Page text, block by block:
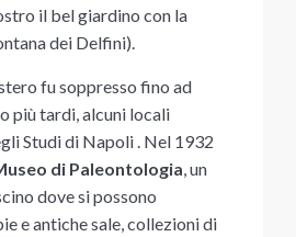
il bel giardino con la
dei Delfini).
fu soppresso fino ad
più tardi, alcuni locali
Studi di Napoli . Nel 1932
di Paleontologia, un
dove si possono
e antiche sale, collezioni di